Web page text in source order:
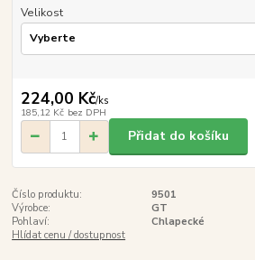
Velikost
224,00 Kč/ks
185,12 Kč bez DPH
Přidat do košíku
Číslo produktu:
9501
Výrobce:
GT
Pohlaví:
Chlapecké
Hlídat cenu / dostupnost